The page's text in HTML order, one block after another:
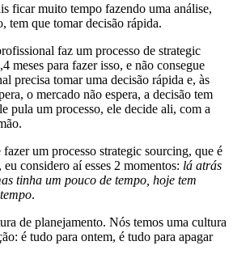
ficar muito tempo fazendo uma análise,
tem que tomar decisão rápida.
faz um processo de strategic
meses para fazer isso, e não consegue
precisa tomar uma decisão rápida e, às
o mercado não espera, a decisão tem
pula um processo, ele decide ali, com a
um processo strategic sourcing, que é
considero aí esses 2 momentos: lá atrás
tinha um pouco de tempo, hoje tem
.
de planejamento. Nós temos uma cultura
é tudo para ontem, é tudo para apagar